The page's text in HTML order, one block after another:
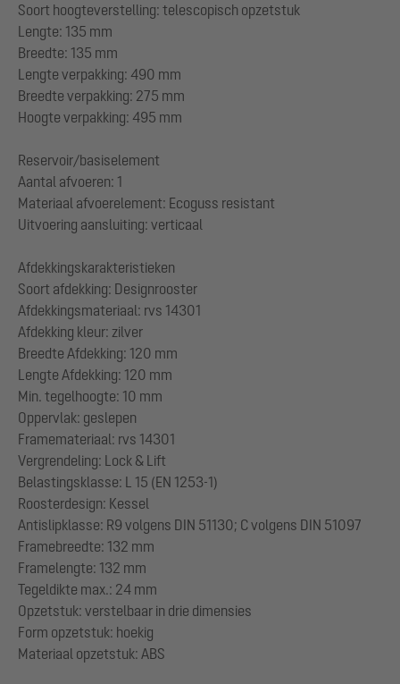
Soort hoogteverstelling: telescopisch opzetstuk
Lengte: 135 mm
Breedte: 135 mm
Lengte verpakking: 490 mm
Breedte verpakking: 275 mm
Hoogte verpakking: 495 mm
Reservoir/basiselement
Aantal afvoeren: 1
Materiaal afvoerelement: Ecoguss resistant
Uitvoering aansluiting: verticaal
Afdekkingskarakteristieken
Soort afdekking: Designrooster
Afdekkingsmateriaal: rvs 14301
Afdekking kleur: zilver
Breedte Afdekking: 120 mm
Lengte Afdekking: 120 mm
Min. tegelhoogte: 10 mm
Oppervlak: geslepen
Framemateriaal: rvs 14301
Vergrendeling: Lock & Lift
Belastingsklasse: L 15 (EN 1253-1)
Roosterdesign: Kessel
Antislipklasse: R9 volgens DIN 51130; C volgens DIN 51097
Framebreedte: 132 mm
Framelengte: 132 mm
Tegeldikte max.: 24 mm
Opzetstuk: verstelbaar in drie dimensies
Form opzetstuk: hoekig